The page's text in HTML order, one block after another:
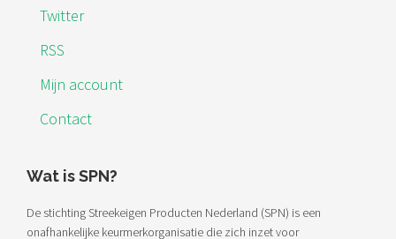
Twitter
RSS
Mijn account
Contact
Wat is SPN?
De stichting Streekeigen Producten Nederland (SPN) is een
onafhankelijke keurmerkorganisatie die zich inzet voor